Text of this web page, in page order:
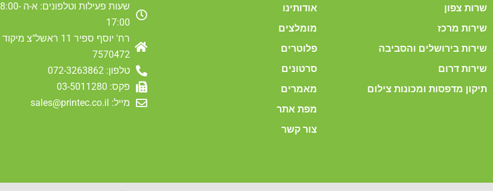
שרות צפון
שירות מרכז
שירות בירושלים והסביבה
שירות דרום
תיקון מדפסות ומכונות צילום
אודותינו
מומלצים
פלוטרים
סרטונים
מאמרים
מפת אתר
צור קשר
שעות פעילות וטלפונים: א-ה 8:00-
17:00
רח' יוסף ספיר 11 ראשל"צ מיקוד
7570472
טלפון: 072-3263862
פקס: 03-5011280
מייל: sales@printec.co.il